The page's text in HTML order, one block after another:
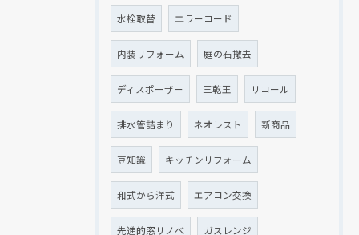
水栓取替 エラーコード
内装リフォーム 庭の石撤去
ディスポーザー 三乾王 リコール
排水管詰まり ネオレスト 新商品
豆知識 キッチンリフォーム
和式から洋式 エアコン交換
先進的窓リノベ ガスレンジ